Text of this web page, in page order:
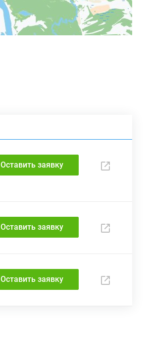
Оставить заявку
Оставить заявку
Оставить заявку